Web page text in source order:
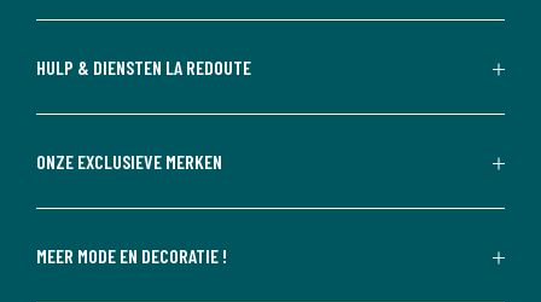
HULP & DIENSTEN LA REDOUTE
ONZE EXCLUSIEVE MERKEN
MEER MODE EN DECORATIE !